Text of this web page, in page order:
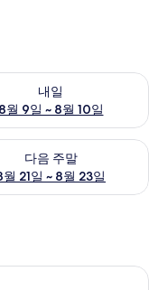
9일
내일
8월 9일 ~ 8월 10일
가능 여부 확인, 8월
월 16일
다음 주말
월 21일 ~ 8월 23일
예약 가능 여부 확인
블룸 | 미니바, 책상, 암막